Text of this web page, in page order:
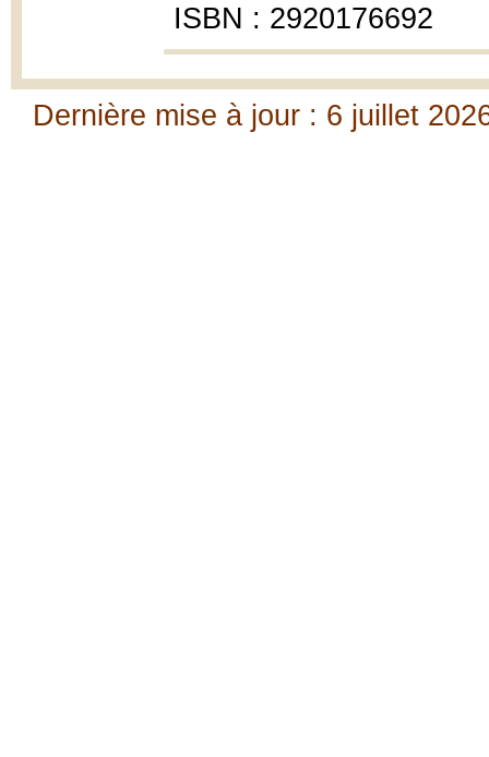
ISBN : 2920176692
Dernière mise à jour : 6 juillet